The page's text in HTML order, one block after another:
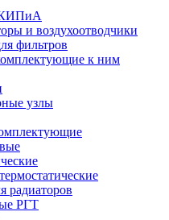
КИПиА
и воздухоотводчики
фильтров
к ним
узлы
радиаторов
РГТ